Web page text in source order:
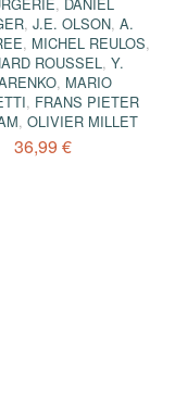
, DANIEL
, J.E. OLSON, A.
, MICHEL REULOS,
ROUSSEL, Y.
, MARIO
, FRANS PIETER
,OLIVIER MILLET
36,99 €